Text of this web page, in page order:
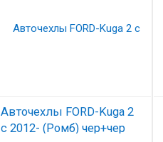
Авточехлы FORD-Kuga 2
с 2012- (Ромб) чер+чер